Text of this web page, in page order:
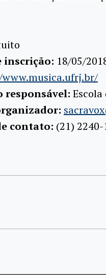
inscrição: 18/05/
contato: (21) 2240-